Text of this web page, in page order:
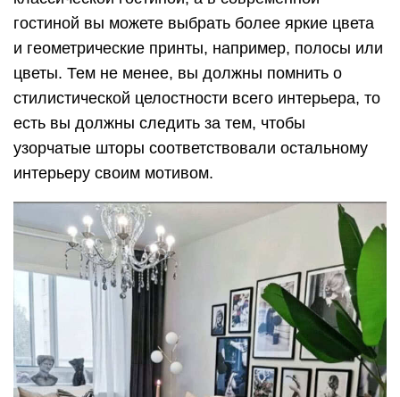
гостиной вы можете выбрать более яркие цвета
и геометрические принты, например, полосы или
цветы. Тем не менее, вы должны помнить о
стилистической целостности всего интерьера, то
есть вы должны следить за тем, чтобы
узорчатые шторы соответствовали остальному
интерьеру своим мотивом.